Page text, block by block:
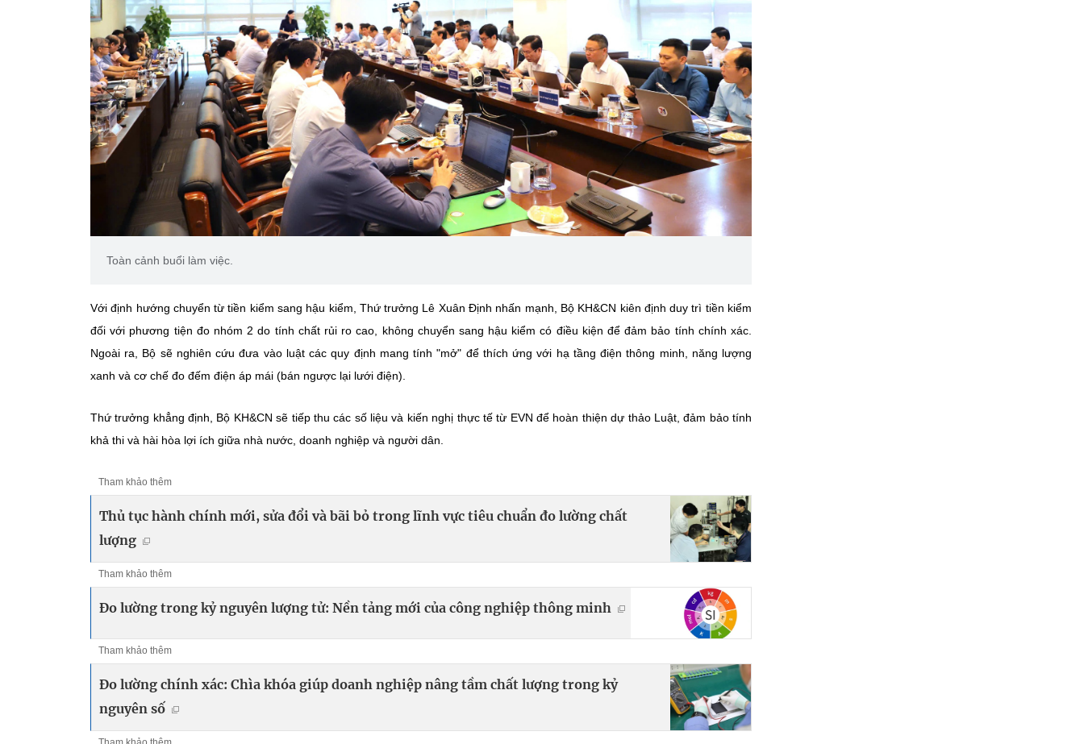
Toàn cảnh buổi làm việc.
Với định hướng chuyển từ tiền kiểm sang hậu kiểm, Thứ trưởng Lê Xuân Định nhấn mạnh, Bộ KH&CN kiên định duy trì tiền kiểm
đối với phương tiện đo nhóm 2 do tính chất rủi ro cao, không chuyển sang hậu kiểm có điều kiện để đảm bảo tính chính xác.
Ngoài ra, Bộ sẽ nghiên cứu đưa vào luật các quy định mang tính "mở" để thích ứng với hạ tầng điện thông minh, năng lượng
xanh và cơ chế đo đếm điện áp mái (bán ngược lại lưới điện).
Thứ trưởng khẳng định, Bộ KH&CN sẽ tiếp thu các số liệu và kiến nghị thực tế từ EVN để hoàn thiện dự thảo Luật, đảm bảo tính
khả thi và hài hòa lợi ích giữa nhà nước, doanh nghiệp và người dân.
Tham khảo thêm
Thủ tục hành chính mới, sửa đổi và bãi bỏ trong lĩnh vực tiêu chuẩn đo lường chất
lượng
Tham khảo thêm
Đo lường trong kỷ nguyên lượng tử: Nền tảng mới của công nghiệp thông minh
Tham khảo thêm
Đo lường chính xác: Chìa khóa giúp doanh nghiệp nâng tầm chất lượng trong kỷ
nguyên số